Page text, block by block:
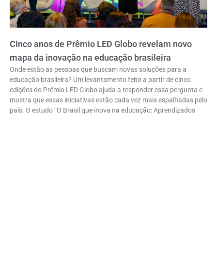
Cinco anos de Prêmio LED Globo revelam novo
mapa da inovação na educação brasileira
Onde estão as pessoas que buscam novas soluções para a
educação brasileira? Um levantamento feito a partir de cinco
edições do Prêmio LED Globo ajuda a responder essa pergunta e
mostra que essas iniciativas estão cada vez mais espalhadas pelo
país. O estudo “O Brasil que inova na educação: Aprendizados